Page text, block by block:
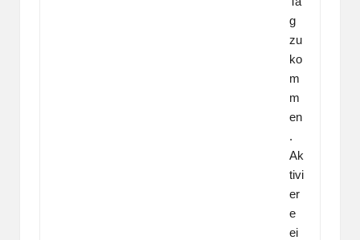
g
zu
ko
m
m
en
.
Ak
tivi
er
e
ei